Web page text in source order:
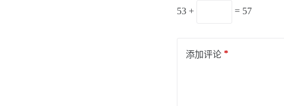
53 + = 57
添加评论 *